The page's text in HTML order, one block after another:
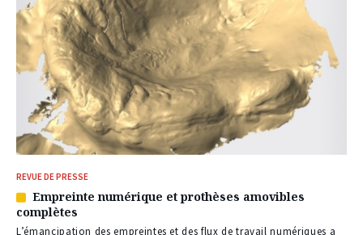
REVUE DE PRESSE
Article
réservé
à
Empreinte numérique et prothèses amovibles
complètes
L’émancipation des empreintes et des flux de travail numériques a